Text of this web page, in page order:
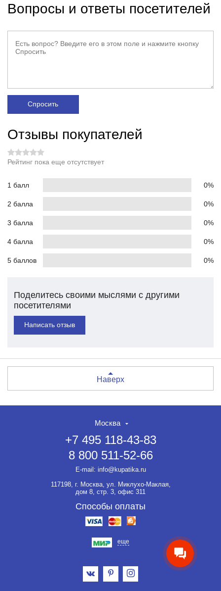
НЕТ СКИДКИ НА ТОВАР?!
ОФОРМЛЯЙТЕ ЗАКАЗ И
ВЫ ПОЛУЧИТЕ ЕЁ ДО 20%
Если товар не участвует ни в
какой акции, оформляйте
заказ и мы предоставим на
него скидку до 20%.
Вопросы и ответы посетителей
Спросить
Отзывы покупателей
Рейтинг пока еще отсутствует
1 балл 0%
2 балла 0%
3 балла 0%
4 балла 0%
5 баллов 0%
Поделитесь своими мыслями с другими
посетителями
Написать отзыв
Наверх
Москва
+7 495 118-43-83
8 800 511-52-66
E-mail: info@kupatika.ru
117198, г. Москва, ул. Миклухо-Маклая,
дом 8, стр. 3, офис 311
Способы оплаты
еще